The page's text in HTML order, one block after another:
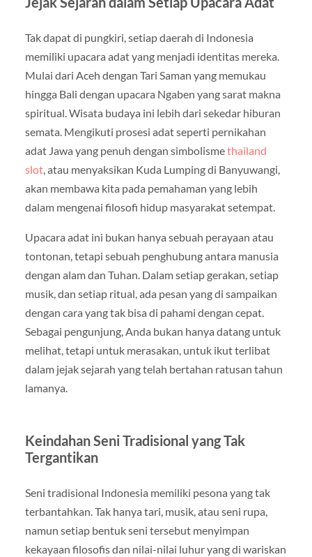
Tak dapat di pungkiri, setiap daerah di Indonesia
memiliki upacara adat yang menjadi identitas mereka.
Mulai dari Aceh dengan Tari Saman yang memukau
hingga Bali dengan upacara Ngaben yang sarat makna
spiritual. Wisata budaya ini lebih dari sekedar hiburan
semata. Mengikuti prosesi adat seperti pernikahan
adat Jawa yang penuh dengan simbolismethailand
slot, atau menyaksikan Kuda Lumping di Banyuwangi,
akan membawa kita pada pemahaman yang lebih
dalam mengenai filosofi hidup masyarakat setempat.
Upacara adat ini bukan hanya sebuah perayaan atau
tontonan, tetapi sebuah penghubung antara manusia
dengan alam dan Tuhan. Dalam setiap gerakan, setiap
musik, dan setiap ritual, ada pesan yang di sampaikan
dengan cara yang tak bisa di pahami dengan cepat.
Sebagai pengunjung, Anda bukan hanya datang untuk
melihat, tetapi untuk merasakan, untuk ikut terlibat
dalam jejak sejarah yang telah bertahan ratusan tahun
lamanya.
Keindahan Seni Tradisional yang Tak
Tergantikan
Seni tradisional Indonesia memiliki pesona yang tak
terbantahkan. Tak hanya tari, musik, atau seni rupa,
namun setiap bentuk seni tersebut menyimpan
kekayaan filosofis dan nilai-nilai luhur yang di wariskan